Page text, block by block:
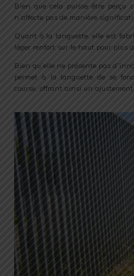
Bien que cela puisse être perçu
n’affecte pas de manière
Quant à la languette, elle est
léger renfort sur le haut pour plus
Bien qu’elle ne présente pas
permet à la languette de se
course, offrant ainsi un